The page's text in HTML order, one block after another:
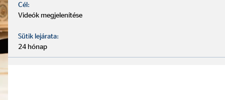
Cél:
Videók megjelenítése
Sütik lejárata:
24 hónap